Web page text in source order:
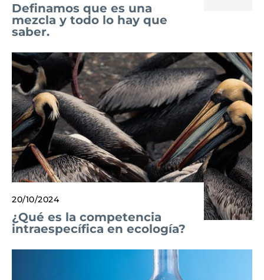
Definamos que es una
mezcla y todo lo hay que
saber.
20/10/2024
¿Qué es la competencia
intraespecífica en ecología?